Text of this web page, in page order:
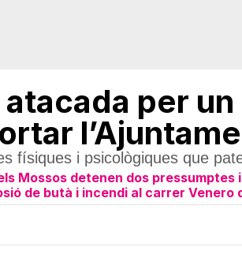
per
físiques i psicològiques que
Mossos detenen dos pressumptes
de butà i incendi al carrer Venero